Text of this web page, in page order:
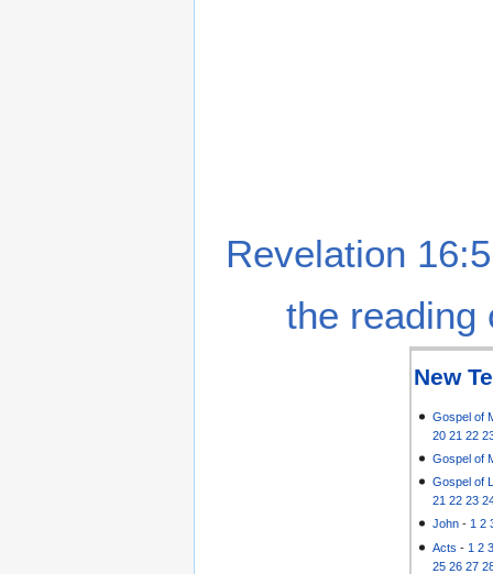
Revelation
the reading
New
Gospel of
20 21 22
Gospel of
Gospel of
21 22 23
John -1 2
Acts - 1 2
25 26 27